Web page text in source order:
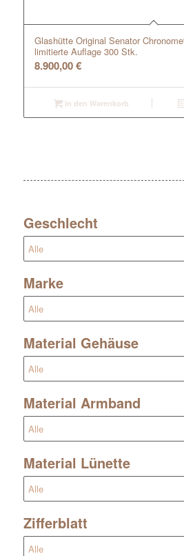
Glashütte Original Senator
limitierte Auflage 300 Stk.
8.900,00€
In den Warenkorb
Geschlecht
Marke
Material Gehäuse
Material Armband
Material Lünette
Zifferblatt